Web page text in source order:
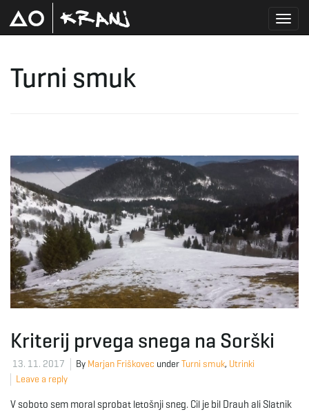
g
l
Turni smuk
Kriterij prvega snega na Sorški
13. 11. 2017 By Marjan Friškovec underTurni smuk, Utrinki
Leave a reply
V soboto sem moral sprobat letošnji sneg. Cil je bil Drauh ali Slatnik